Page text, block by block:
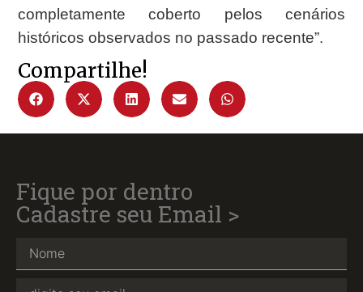
completamente coberto pelos cenários
históricos observados no passado recente”.
Compartilhe!
Fique por dentro
Cadastre seu Email >